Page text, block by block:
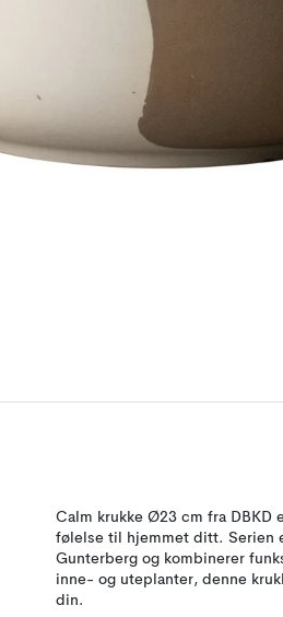
Calm krukke Ø23 cm fra DBKD
følelse til hjemmet ditt. Serien
Gunterberg og kombinerer
inne- og uteplanter, denne
din.